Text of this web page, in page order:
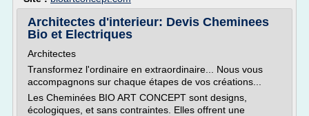
Architectes d'interieur: Devis Cheminees
Bio et Electriques
Architectes
Transformez l'ordinaire en extraordinaire... Nous vous
accompagnons sur chaque étapes de vos créations...
Les Cheminées BIO ART CONCEPT sont designs,
écologiques, et sans contraintes. Elles offrent une